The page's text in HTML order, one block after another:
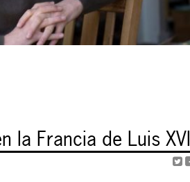
la Francia de Luis XVI